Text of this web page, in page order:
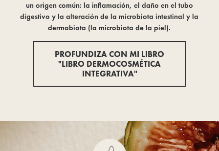
un origen común: la inflamación, el daño en el tubo
digestivo y la alteración de la microbiota intestinal y la
dermobiota (la microbiota de la piel).
PROFUNDIZA CON MI LIBRO
"LIBRO DERMOCOSMÉTICA
INTEGRATIVA"